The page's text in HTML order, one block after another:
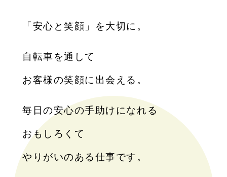
「安心と笑顔」を大切に。
自転車を通して
お客様の笑顔に出会える。
毎日の安心の手助けになれる
おもしろくて
やりがいのある仕事です。